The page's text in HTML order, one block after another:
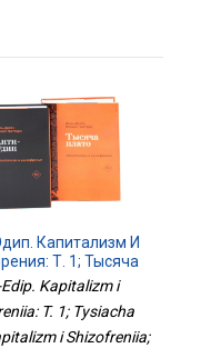
Капитализм И
Т. 1; Тысяча
Капитализм И
Т. 2 (комплект
Из 2-Х Книг)
Kapitalizm i
T. 1; Tysiacha
i Shizofreniia;